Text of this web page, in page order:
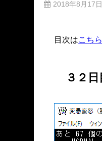
2018年8月17日
目次はこち
３２